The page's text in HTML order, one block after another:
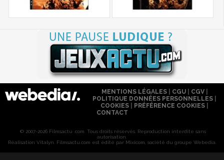
MENTIONS LÉGALES| CGU| CGV|
POLITIQUE DONNÉES PERSONNELLES
COOKIES
PRÉFÉRENCE COOKIES
CONTACT
© 2007-2026 Filmsactu .com. Tous droits réservés. Reproduction interdite sans
autorisation.
Réalisation Vitalyn . Filmsactu .com est édité par Mixicom, société du groupe Webedia.